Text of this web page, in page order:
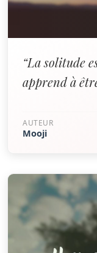
“La solitude
apprend à
AUTEUR
Mooji